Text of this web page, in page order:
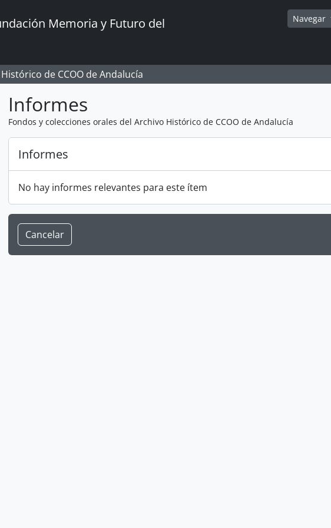
Memoria y Futuro del
Navegar
de CCOO de Andalucía
Informes
Fondos y colecciones orales del Archivo Histórico de CCOO de Andalucía
Informes
No hay informes relevantes para este ítem
Cancelar